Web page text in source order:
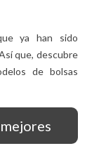
ya han sido
que, descubre
de bolsas